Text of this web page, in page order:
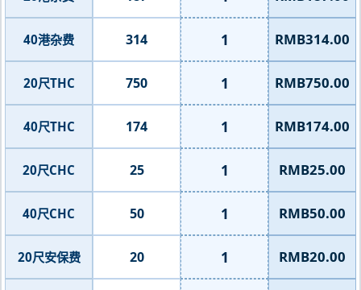
40港杂费 314 1 RMB314.00
20尺THC 750 1 RMB750.00
40尺THC 174 1 RMB174.00
20尺CHC 25 1 RMB25.00
40尺CHC 50 1 RMB50.00
20尺安保费 20 1 RMB20.00